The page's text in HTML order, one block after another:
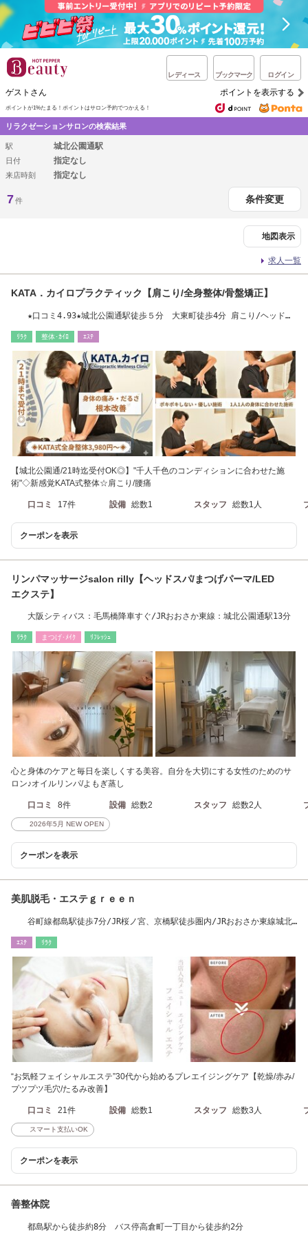
レディース ブックマーク ログイン
ゲストさん ポイントを表示する
ポイントが1%たまる！ ポイントはサロン予約でつかえる！
リラクゼーションサロンの検索結果
駅 城北公園通駅
日付 指定なし
来店時刻 指定なし
7件 条件変更
地図表示
求人一覧
KATA．カイロプラクティック【肩こり/全身整体/骨盤矯正】
★口コミ4.93★城北公園通駅徒歩５分 大東町徒歩4分 肩こり/ヘッドス
ﾘﾗｸ 整体･ｶｲﾛ ｴｽﾃ
【城北公園通/21時迄受付OK◎】"千人千色のコンディションに合わせた施
術"◇新感覚KATA式整体☆肩こり/腰痛
口コミ 17件 設備 総数1 スタッフ 総数1人
クーポンを表示
リンパマッサージsalon rilly【ヘッドスパ/まつげパーマ/LED
エクステ】
大阪シティバス：毛馬橋降車すぐ/JRおおさか東線：城北公園通駅13分
ﾘﾗｸ まつげ･ﾒｲｸ ﾘﾌﾚｯｼｭ
心と身体のケアと毎日を楽しくする美容。自分を大切にする女性のためのサ
ロン♪オイルリンパ/よもぎ蒸し
口コミ 8件 設備 総数2 スタッフ 総数2人
2026年5月 NEW OPEN
クーポンを表示
美肌脱毛・エステｇｒｅｅｎ
谷町線都島駅徒歩7分/JR桜ノ宮、京橋駅徒歩圏内/JRおおさか東線城北
ｴｽﾃ ﾘﾗｸ
“お気軽フェイシャルエステ”30代から始めるプレエイジングケア【乾燥/赤み/
プツプツ毛穴/たるみ改善】
口コミ 21件 設備 総数1 スタッフ 総数3人
スマート支払いOK
クーポンを表示
善整体院
都島駅から徒歩約8分 バス停高倉町一丁目から徒歩約2分